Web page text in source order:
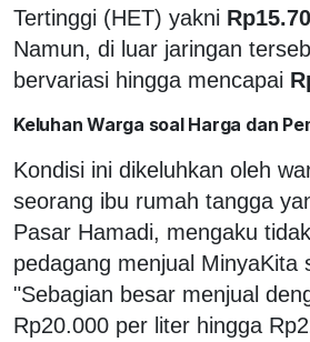
Tertinggi (HET) yakni
Namun, di luar jaringan
bervariasi hingga mencapai
Keluhan Warga soal Harga dan
Kondisi ini dikeluhkan oleh
seorang ibu rumah tangga
Pasar Hamadi, mengaku
pedagang menjual MinyaKita
"Sebagian besar menjual
Rp20.000 per liter hingga